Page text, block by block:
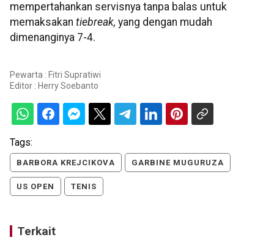
mempertahankan servisnya tanpa balas untuk
memaksakan tiebreak, yang dengan mudah
dimenanginya 7-4.
Pewarta : Fitri Supratiwi
Editor : Herry Soebanto
Tags:
BARBORA KREJCIKOVA GARBINE MUGURUZA
US OPEN TENIS
Terkait